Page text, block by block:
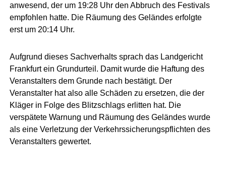
anwesend, der um 19:28 Uhr den Abbruch des Festivals
empfohlen hatte. Die Räumung des Geländes erfolgte
erst um 20:14 Uhr.
Aufgrund dieses Sachverhalts sprach das Landgericht
Frankfurt ein Grundurteil. Damit wurde die Haftung des
Veranstalters dem Grunde nach bestätigt. Der
Veranstalter hat also alle Schäden zu ersetzen, die der
Kläger in Folge des Blitzschlags erlitten hat. Die
verspätete Warnung und Räumung des Geländes wurde
als eine Verletzung der Verkehrssicherungspflichten des
Veranstalters gewertet.